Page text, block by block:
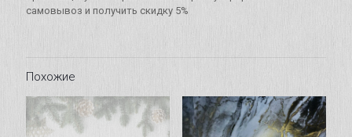
самовывоз и получить скидку 5%
Похожие